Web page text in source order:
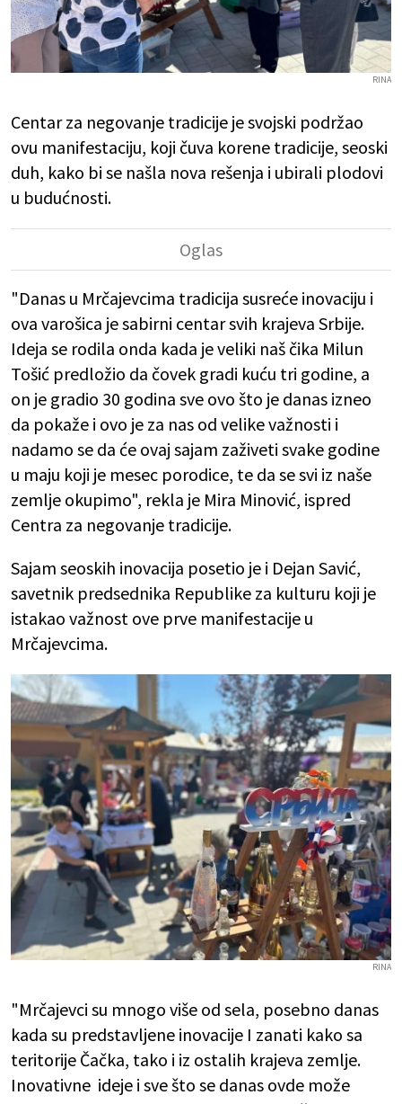
RINA
Centar za negovanje tradicije je svojski podržao
ovu manifestaciju, koji čuva korene tradicije, seoski
duh, kako bi se našla nova rešenja i ubirali plodovi
u budućnosti.
"Danas u Mrčajevcima tradicija susreće inovaciju i
ova varošica je sabirni centar svih krajeva Srbije.
Ideja se rodila onda kada je veliki naš čika Milun
Tošić predložio da čovek gradi kuću tri godine, a
on je gradio 30 godina sve ovo što je danas izneo
da pokaže i ovo je za nas od velike važnosti i
nadamo se da će ovaj sajam zaživeti svake godine
u maju koji je mesec porodice, te da se svi iz naše
zemlje okupimo", rekla je Mira Minović, ispred
Centra za negovanje tradicije.
Sajam seoskih inovacija posetio je i Dejan Savić,
savetnik predsednika Republike za kulturu koji je
istakao važnost ove prve manifestacije u
Mrčajevcima.
RINA
"Mrčajevci su mnogo više od sela, posebno danas
kada su predstavljene inovacije I zanati kako sa
teritorije Čačka, tako i iz ostalih krajeva zemlje.
Inovativne ideje i sve što se danas ovde može